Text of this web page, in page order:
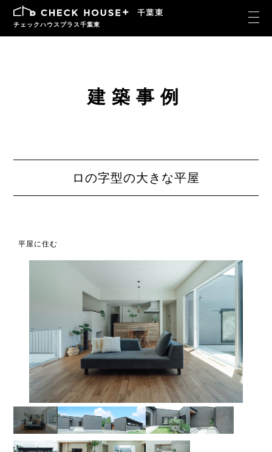
チェックハウスプラス千葉東
建築事例
ロの字型の大きな平屋
平屋に住む